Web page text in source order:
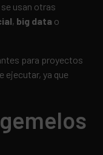
usan otras
, big data o
para proyectos
ejecutar, ya que